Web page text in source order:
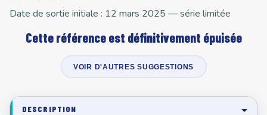
Date de sortie initiale : 12 mars 2025 — série limitée
Cette référence est définitivement épuisée
VOIR D'AUTRES SUGGESTIONS
DESCRIPTION